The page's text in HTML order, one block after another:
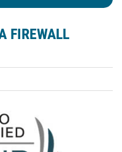
FIREWALL